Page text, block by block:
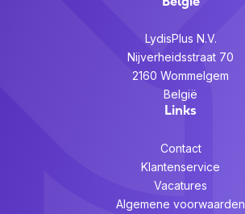
LydisPlus N.V.
Nijverheidsstraat 70
2160 Wommelgem
België
Links
Contact
Klantenservice
Vacatures
Algemene voorwaarden